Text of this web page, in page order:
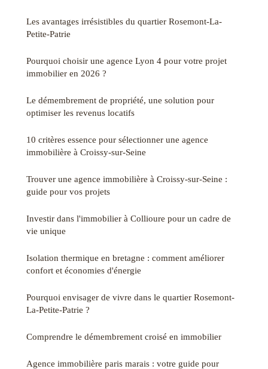
Les avantages irrésistibles du quartier Rosemont-La-
Petite-Patrie
Pourquoi choisir une agence Lyon 4 pour votre projet
immobilier en 2026 ?
Le démembrement de propriété, une solution pour
optimiser les revenus locatifs
10 critères essence pour sélectionner une agence
immobilière à Croissy-sur-Seine
Trouver une agence immobilière à Croissy-sur-Seine :
guide pour vos projets
Investir dans l'immobilier à Collioure pour un cadre de
vie unique
Isolation thermique en bretagne : comment améliorer
confort et économies d'énergie
Pourquoi envisager de vivre dans le quartier Rosemont-
La-Petite-Patrie ?
Comprendre le démembrement croisé en immobilier
Agence immobilière paris marais : votre guide pour